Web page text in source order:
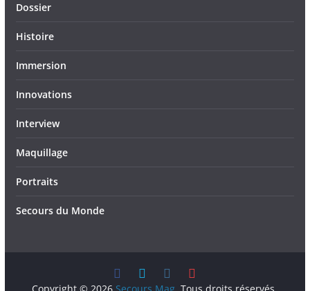
Dossier
Histoire
Immersion
Innovations
Interview
Maquillage
Portraits
Secours du Monde